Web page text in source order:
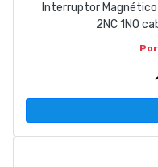
Interruptor
2NC 1NO